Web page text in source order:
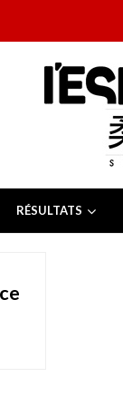
RÉSULTATS
2026